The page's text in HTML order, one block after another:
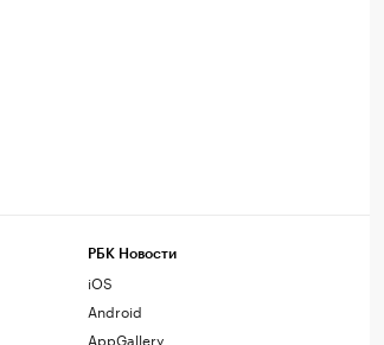
РБК Новости
iOS
Android
AppGallery